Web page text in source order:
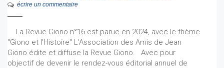
écrire un commentaire
La Revue Giono n°16 est parue en 2024, avec le thème
"Giono et l'Histoire" L'Association des Amis de Jean
Giono édite et diffuse la Revue Giono. Avec pour
objectif de devenir le rendez-vous éditorial annuel de